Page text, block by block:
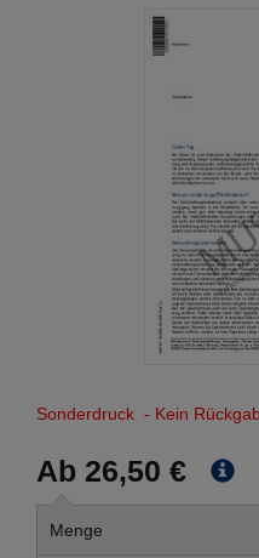
Sonderdruck - Kein
Ab 26,50 €
Menge